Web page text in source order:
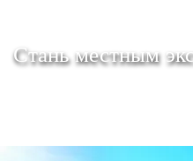
Стань местным